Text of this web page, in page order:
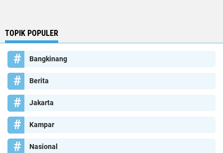
TOPIK POPULER
Bangkinang
Berita
Jakarta
Kampar
Nasional